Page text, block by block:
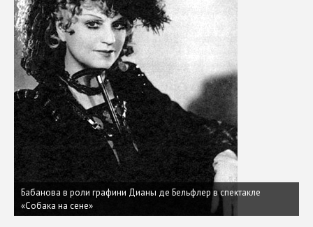
Бабанова в роли графини Дианы де Бельфлер в спектакле
«Собака на сене»